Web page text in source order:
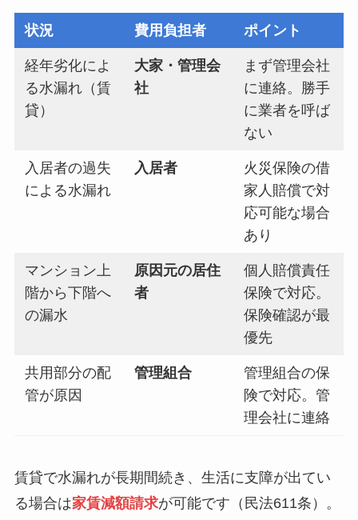
状況 費用負担者 ポイント
経年劣化によ
る水漏れ（賃
貸）
大家・管理会
社
まず管理会社
に連絡。勝手
に業者を呼ば
ない
入居者の過失
による水漏れ
入居者
火災保険の借
家人賠償で対
応可能な場合
あり
マンション上
階から下階へ
の漏水
原因元の居住
者
個人賠償責任
保険で対応。
保険確認が最
優先
共用部分の配
管が原因
管理組合
管理組合の保
険で対応。管
理会社に連絡
賃貸で水漏れが長期間続き、生活に支障が出てい
る場合は家賃減額請求が可能です（民法611条）。